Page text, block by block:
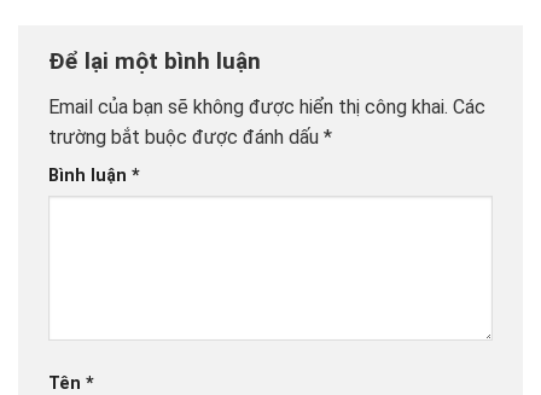
Để lại một bình luận
Email của bạn sẽ không được hiển thị công khai. Các
trường bắt buộc được đánh dấu *
Bình luận *
Tên *